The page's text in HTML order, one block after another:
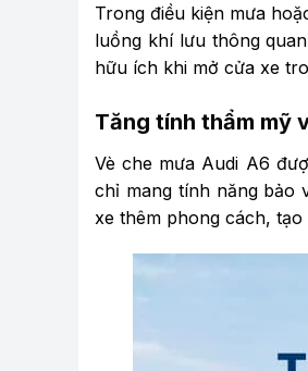
Trong điều kiện mưa
luồng khí lưu thông
hữu ích khi mở cửa xe
Tăng tính thẩm mỹ
Vè che mưa Audi A6
chỉ mang tính năng bảo
xe thêm phong cách,